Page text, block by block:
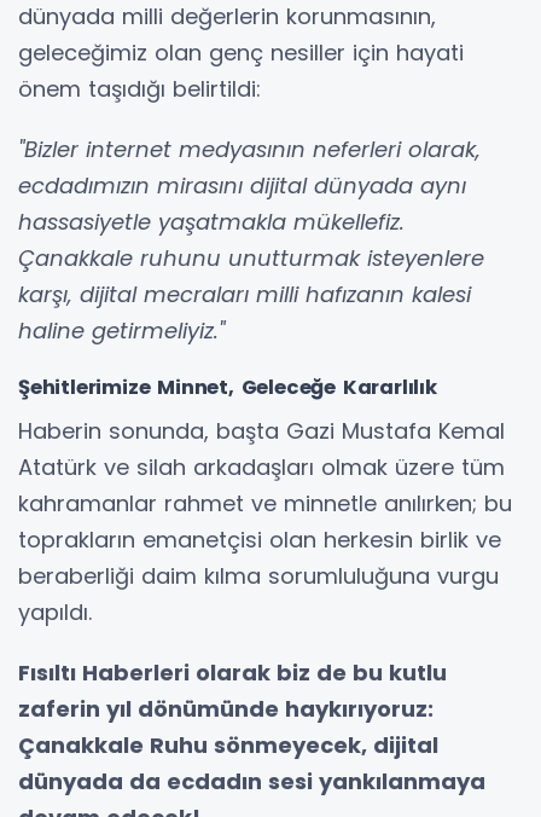
dünyada milli değerlerin korunmasının,
geleceğimiz olan genç nesiller için hayati
önem taşıdığı belirtildi:
"Bizler internet medyasının neferleri olarak,
ecdadımızın mirasını dijital dünyada aynı
hassasiyetle yaşatmakla mükellefiz.
Çanakkale ruhunu unutturmak isteyenlere
karşı, dijital mecraları milli hafızanın kalesi
haline getirmeliyiz."
Şehitlerimize Minnet, Geleceğe Kararlılık
Haberin sonunda, başta Gazi Mustafa Kemal
Atatürk ve silah arkadaşları olmak üzere tüm
kahramanlar rahmet ve minnetle anılırken; bu
toprakların emanetçisi olan herkesin birlik ve
beraberliği daim kılma sorumluluğuna vurgu
yapıldı.
Fısıltı Haberleri olarak biz de bu kutlu
zaferin yıl dönümünde haykırıyoruz:
Çanakkale Ruhu sönmeyecek, dijital
dünyada da ecdadın sesi yankılanmaya